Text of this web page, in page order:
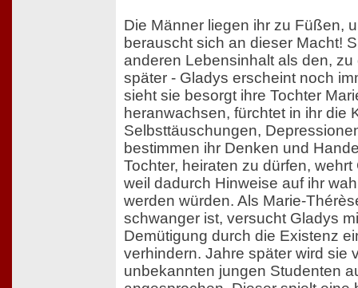
Die Männer liegen ihr zu Füßen,
berauscht sich an dieser Macht!
anderen Lebensinhalt als den, zu
später - Gladys erscheint noch
sieht sie besorgt ihre Tochter
heranwachsen, fürchtet in ihr die
Selbsttäuschungen,
bestimmen ihr Denken und
Tochter, heiraten zu dürfen,
weil dadurch Hinweise auf ihr
werden würden. Als Marie-
schwanger ist, versucht Gladys
Demütigung durch die Existenz
verhindern. Jahre später wird sie
unbekannten jungen Studenten